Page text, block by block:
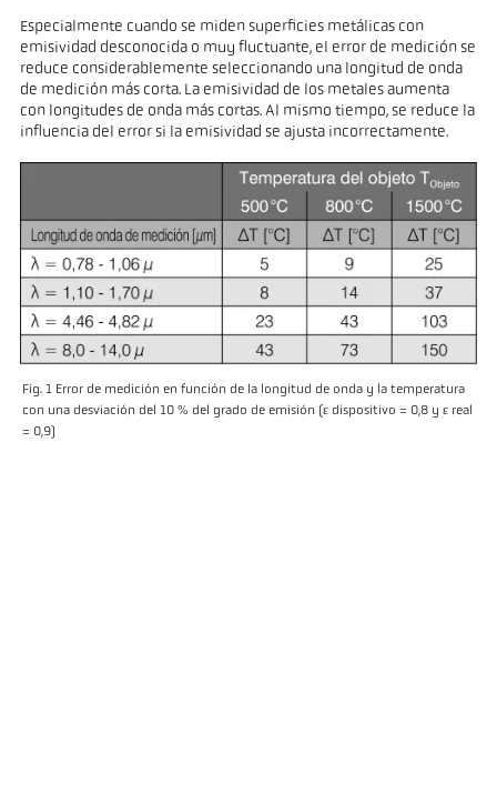
Especialmente cuando se miden superficies metálicas con
emisividad desconocida o muy fluctuante, el error de medición se
reduce considerablemente seleccionando una longitud de onda
de medición más corta. La emisividad de los metales aumenta
con longitudes de onda más cortas. Al mismo tiempo, se reduce la
influencia del error si la emisividad se ajusta incorrectamente.
Fig. 1 Error de medición en función de la longitud de onda y la temperatura
con una desviación del 10 % del grado de emisión (ε dispositivo = 0,8 y ε real
= 0,9)